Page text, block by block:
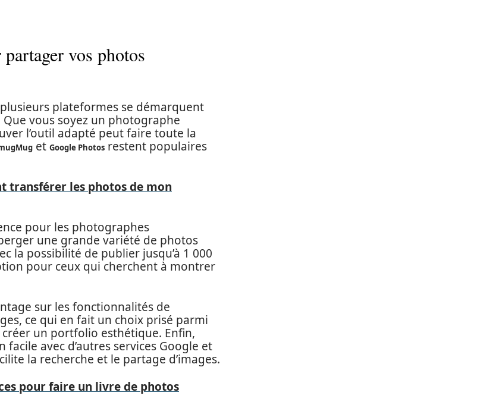
vos photos
plateformes se démarquent
vous soyez un photographe
l’outil adapté peut faire toute la
et Google Photos restent populaires
transférer les photos de mon
pour les photographes
une grande variété de photos
la possibilité de publier jusqu’à 1 000
pour ceux qui cherchent à montrer
sur les fonctionnalités de
ce qui en fait un choix prisé parmi
un portfolio esthétique. Enfin,
avec d’autres services Google et
la recherche et le partage d’images.
pour faire un livre de photos